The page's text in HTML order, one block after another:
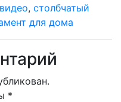
, столбчатый
для дома
*